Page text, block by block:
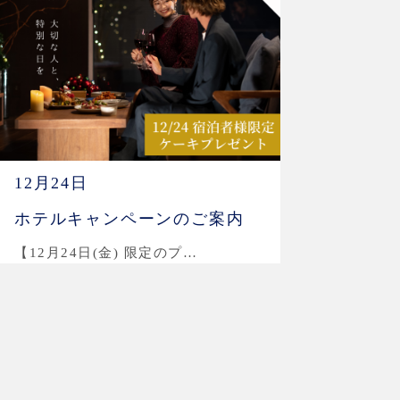
12月24日
ホテルキャンペーンのご案内
【12月24日(金) 限定のプ…